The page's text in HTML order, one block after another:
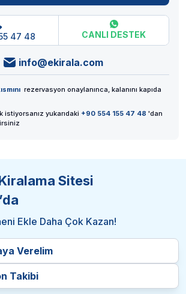
47 48 CANLI DESTEK
info@ekirala.com
rezervasyon onaylanınca, kalanını kapıda
istiyorsanız yukarıdaki +90 554 155 47 48 'dan
Sitesi
Ekle Daha Çok Kazan!
Verelim
Takibi